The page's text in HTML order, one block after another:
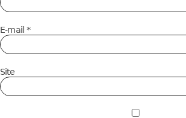
E-mail*
Site